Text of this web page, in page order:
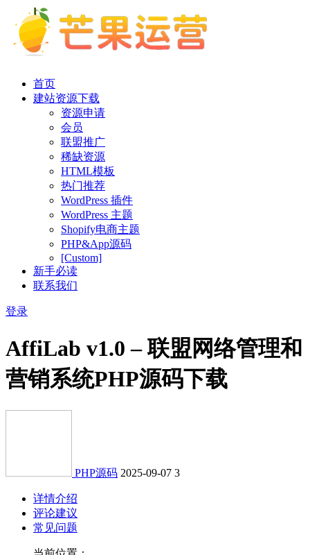
首页
建站资源下载
资源申请
会员
联盟推广
稀缺资源
HTML模板
热门推荐
WordPress 插件
WordPress 主题
Shopify电商主题
PHP&App源码
[Custom]
新手必读
联系我们
登录
AffiLab v1.0 – 联盟网络管理和
营销系统PHP源码下载
PHP源码 2025-09-07 3
详情介绍
评论建议
常见问题